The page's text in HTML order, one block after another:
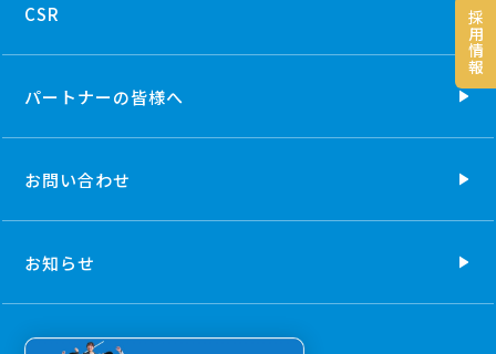
採
用
情
報
CSR
パートナーの皆様へ
お問い合わせ
お知らせ